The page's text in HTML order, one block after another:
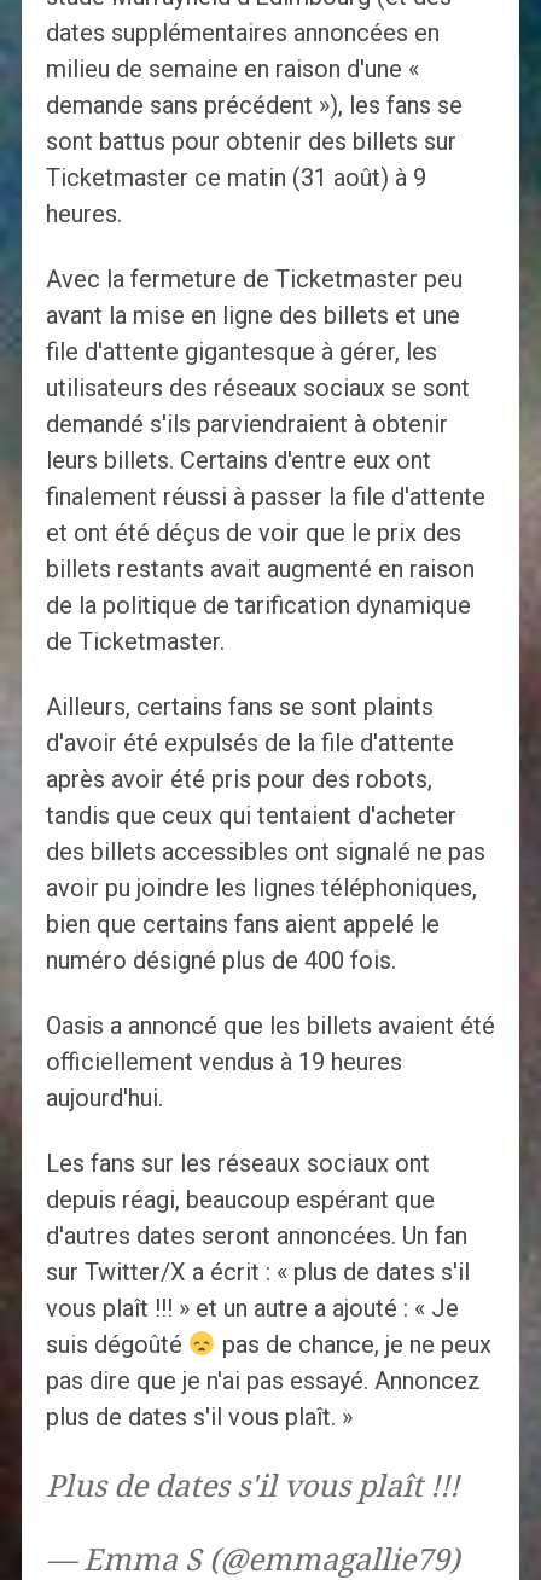
dates supplémentaires annoncées en
milieu de semaine en raison d'une «
demande sans précédent »), les fans se
sont battus pour obtenir des billets sur
Ticketmaster ce matin (31 août) à 9
heures.
Avec la fermeture de Ticketmaster peu
avant la mise en ligne des billets et une
file d'attente gigantesque à gérer, les
utilisateurs des réseaux sociaux se sont
demandé s'ils parviendraient à obtenir
leurs billets. Certains d'entre eux ont
finalement réussi à passer la file d'attente
et ont été déçus de voir que le prix des
billets restants avait augmenté en raison
de la politique de tarification dynamique
de Ticketmaster.
Ailleurs, certains fans se sont plaints
d'avoir été expulsés de la file d'attente
après avoir été pris pour des robots,
tandis que ceux qui tentaient d'acheter
des billets accessibles ont signalé ne pas
avoir pu joindre les lignes téléphoniques,
bien que certains fans aient appelé le
numéro désigné plus de 400 fois.
Oasis a annoncé que les billets avaient été
officiellement vendus à 19 heures
aujourd'hui.
Les fans sur les réseaux sociaux ont
depuis réagi, beaucoup espérant que
d'autres dates seront annoncées. Un fan
sur Twitter/X a écrit : « plus de dates s'il
vous plaît !!! » et un autre a ajouté : « Je
suis dégoûté
pas de chance, je ne peux
pas dire que je n'ai pas essayé. Annoncez
plus de dates s'il vous plaît. »
Plus de dates s'il vous plaît !!!
— Emma S (@emmagallie79)